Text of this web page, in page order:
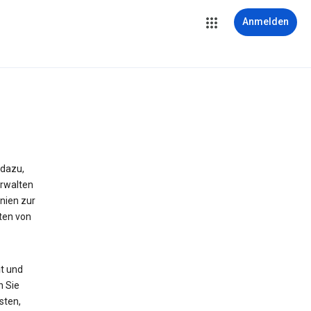
Anmelden
zur
von
und
Sie